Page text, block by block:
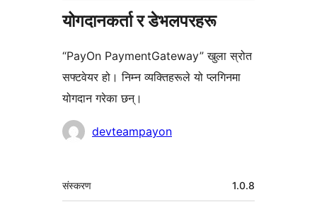
योगदानकर्ता र डेभलपरहरू
“PayOn PaymentGateway” खुला स्रोत
सफ्टवेयर हो। निम्न व्यक्तिहरूले यो प्लगिनमा
योगदान गरेका छन्।
योगदानकर्ताहरूdevteampayon
मेटा
संस्करण 1.0.8